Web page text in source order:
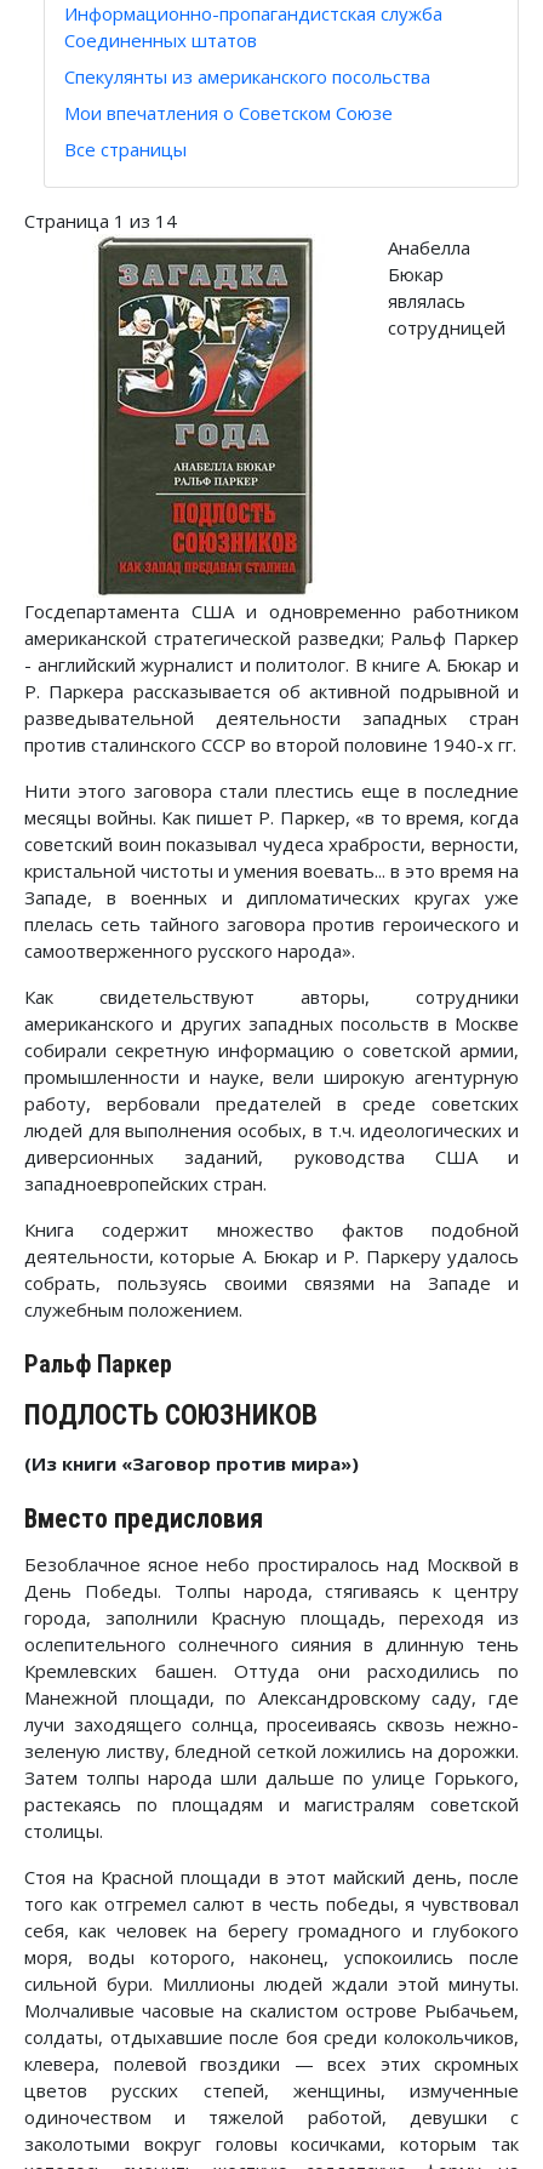
Информационно-пропагандистская служба
Соединенных штатов
Спекулянты из американского посольства
Мои впечатления о Советском Союзе
Все страницы
Страница 1 из 14
Анабелла
Бюкар
являлась
сотрудницей
Госдепартамента США и одновременно работником
американской стратегической разведки; Ральф Паркер
- английский журналист и политолог. В книге А. Бюкар и
Р. Паркера рассказывается об активной подрывной и
разведывательной деятельности западных стран
против сталинского СССР во второй половине 1940-х гг.
Нити этого заговора стали плестись еще в последние
месяцы войны. Как пишет Р. Паркер, «в то время, когда
советский воин показывал чудеса храбрости, верности,
кристальной чистоты и умения воевать... в это время на
Западе, в военных и дипломатических кругах уже
плелась сеть тайного заговора против героического и
самоотверженного русского народа».
Как свидетельствуют авторы, сотрудники
американского и других западных посольств в Москве
собирали секретную информацию о советской армии,
промышленности и науке, вели широкую агентурную
работу, вербовали предателей в среде советских
людей для выполнения особых, в т.ч. идеологических и
диверсионных заданий, руководства США и
западноевропейских стран.
Книга содержит множество фактов подобной
деятельности, которые А. Бюкар и Р. Паркеру удалось
собрать, пользуясь своими связями на Западе и
служебным положением.
Ральф Паркер
ПОДЛОСТЬ СОЮЗНИКОВ
(Из книги «Заговор против мира»)
Вместо предисловия
Безоблачное ясное небо простиралось над Москвой в
День Победы. Толпы народа, стягиваясь к центру
города, заполнили Красную площадь, переходя из
ослепительного солнечного сияния в длинную тень
Кремлевских башен. Оттуда они расходились по
Манежной площади, по Александровскому саду, где
лучи заходящего солнца, просеиваясь сквозь нежно-
зеленую листву, бледной сеткой ложились на дорожки.
Затем толпы народа шли дальше по улице Горького,
растекаясь по площадям и магистралям советской
столицы.
Стоя на Красной площади в этот майский день, после
того как отгремел салют в честь победы, я чувствовал
себя, как человек на берегу громадного и глубокого
моря, воды которого, наконец, успокоились после
сильной бури. Миллионы людей ждали этой минуты.
Молчаливые часовые на скалистом острове Рыбачьем,
солдаты, отдыхавшие после боя среди колокольчиков,
клевера, полевой гвоздики — всех этих скромных
цветов русских степей, женщины, измученные
одиночеством и тяжелой работой, девушки с
заколотыми вокруг головы косичками, которым так